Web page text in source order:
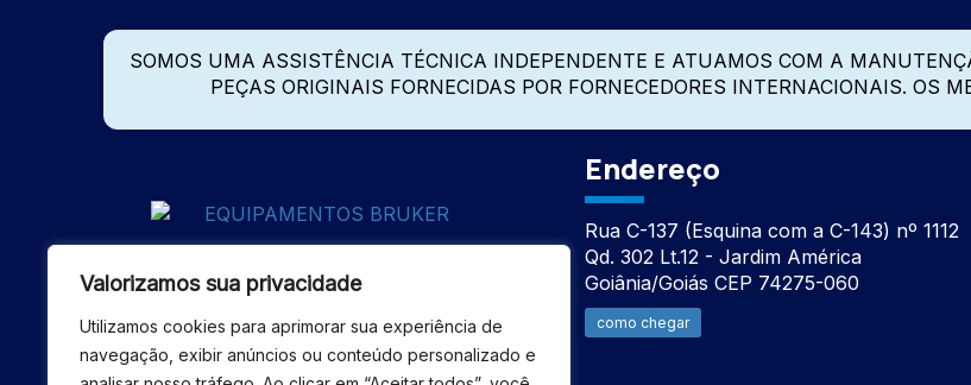
Valorizamos sua privacidade
Utilizamos cookies para aprimorar sua experiência de
navegação, exibir anúncios ou conteúdo personalizado e
SOMOS UMA ASSISTÊNCIA TÉCNICA INDEPENDENTE E ATUAMOS COM A
PEÇAS ORIGINAIS FORNECIDAS POR FORNECEDORES INTERNACIONAIS. OS
Endereço
Rua C-137 (Esquina com a C-143) nº 1112
Qd. 302 Lt.12 - Jardim América
Goiânia/Goiás CEP 74275-060
como chegar